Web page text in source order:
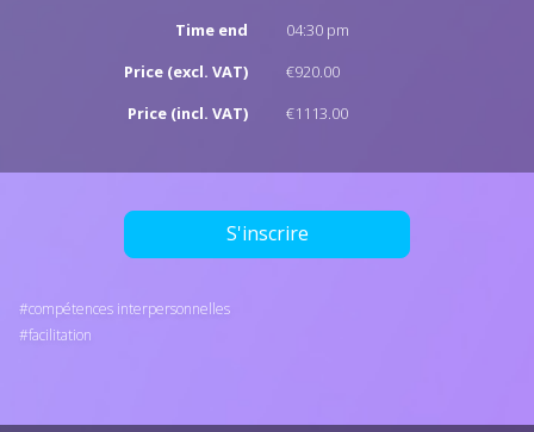
Time end
04:30 pm
Price (excl. VAT)
€920.00
Price (incl. VAT)
€1113.00
S'inscrire
compétences interpersonnelles
facilitation